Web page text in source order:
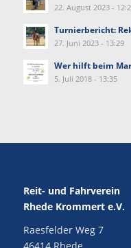
22. August 2023 -
Turnierbericht:
27. Juni 2023 - 13:29
Wer hilft beim
5. Juli 2018 - 13:35
Reit- und Fahrverein
Rhede Krommert e.V.
Raesfelder Weg 7